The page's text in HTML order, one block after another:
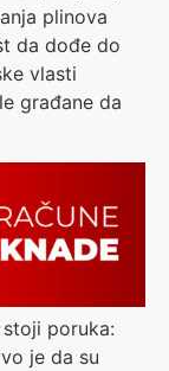
plinova
da dođe do
vlasti
građane da
poruka:
je da su